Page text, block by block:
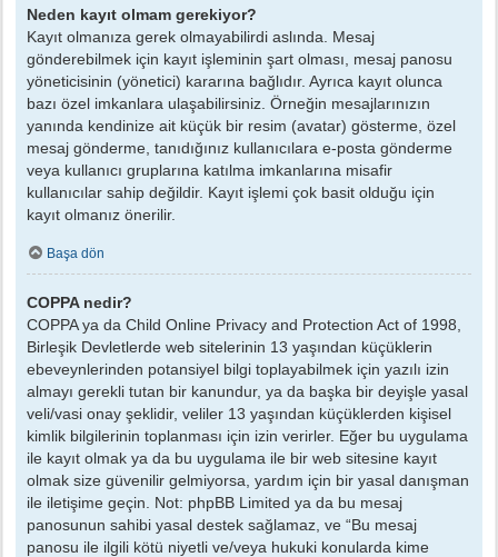
Neden kayıt olmam gerekiyor?
Kayıt olmanıza gerek olmayabilirdi aslında. Mesaj
gönderebilmek için kayıt işleminin şart olması, mesaj panosu
yöneticisinin (yönetici) kararına bağlıdır. Ayrıca kayıt olunca
bazı özel imkanlara ulaşabilirsiniz. Örneğin mesajlarınızın
yanında kendinize ait küçük bir resim (avatar) gösterme, özel
mesaj gönderme, tanıdığınız kullanıcılara e-posta gönderme
veya kullanıcı gruplarına katılma imkanlarına misafir
kullanıcılar sahip değildir. Kayıt işlemi çok basit olduğu için
kayıt olmanız önerilir.
Başa dön
COPPA nedir?
COPPA ya da Child Online Privacy and Protection Act of 1998,
Birleşik Devletlerde web sitelerinin 13 yaşından küçüklerin
ebeveynlerinden potansiyel bilgi toplayabilmek için yazılı izin
almayı gerekli tutan bir kanundur, ya da başka bir deyişle yasal
veli/vasi onay şeklidir, veliler 13 yaşından küçüklerden kişisel
kimlik bilgilerinin toplanması için izin verirler. Eğer bu uygulama
ile kayıt olmak ya da bu uygulama ile bir web sitesine kayıt
olmak size güvenilir gelmiyorsa, yardım için bir yasal danışman
ile iletişime geçin. Not: phpBB Limited ya da bu mesaj
panosunun sahibi yasal destek sağlamaz, ve “Bu mesaj
panosu ile ilgili kötü niyetli ve/veya hukuki konularda kime